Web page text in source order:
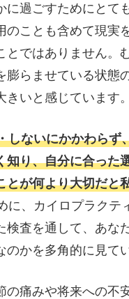
に過ごすためにとて
のことも含めて現実
とではありません。
膨らませている状態
きいと感じています。
しないにかかわらず
知り、自分に合った
とが何より大切だと
に、カイロプラクテ
検査を通して、あな
のかを多角的に見て
の痛みや将来への不